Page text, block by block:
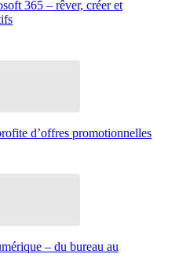
365 – rêver, créer et
d’offres promotionnelles
– du bureau au